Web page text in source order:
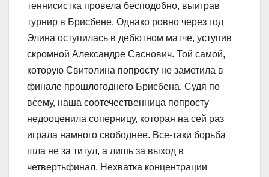
теннисистка провела бесподобно, выиграв
турнир в Брисбене. Однако ровно через год
Элина оступилась в дебютном матче, уступив
скромной Александре Саснович. Той самой,
которую Свитолина попросту не заметила в
финале прошлогоднего Брисбена. Судя по
всему, наша соотечественница попросту
недооценила соперницу, которая на сей раз
играла намного свободнее. Все-таки борьба
шла не за титул, а лишь за выход в
четвертьфинал. Нехватка концентрации